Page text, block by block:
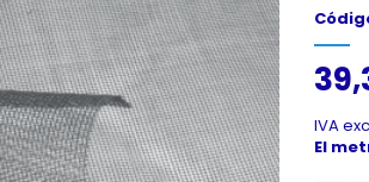
IVA
El